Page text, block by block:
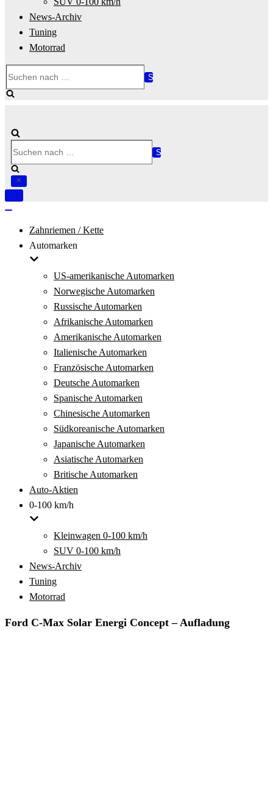
News-Archiv
Tuning
Motorrad
nach …
nach …
Navigation
Zahnriemen / Kette
Automarken
US-amerikanische Automarken
Norwegische Automarken
Russische Automarken
Afrikanische Automarken
Amerikanische Automarken
Italienische Automarken
Französische Automarken
Deutsche Automarken
Spanische Automarken
Chinesische Automarken
Südkoreanische Automarken
Japanische Automarken
Asiatische Automarken
Britische Automarken
Auto-Aktien
0-100 km/h
Kleinwagen 0-100 km/h
SUV 0-100 km/h
News-Archiv
Tuning
Motorrad
Ford C-Max Solar Energi Concept – Aufladung